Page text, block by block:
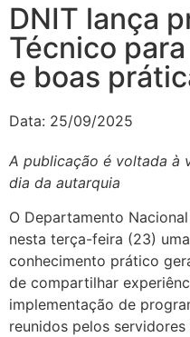
DNIT lança
Técnico
e boas
Data: 25/09/2025
A publicação é voltada à
dia da autarquia
O Departamento
nesta terça-feira (23)
conhecimento prático
de compartilhar
implementação de
reunidos pelos